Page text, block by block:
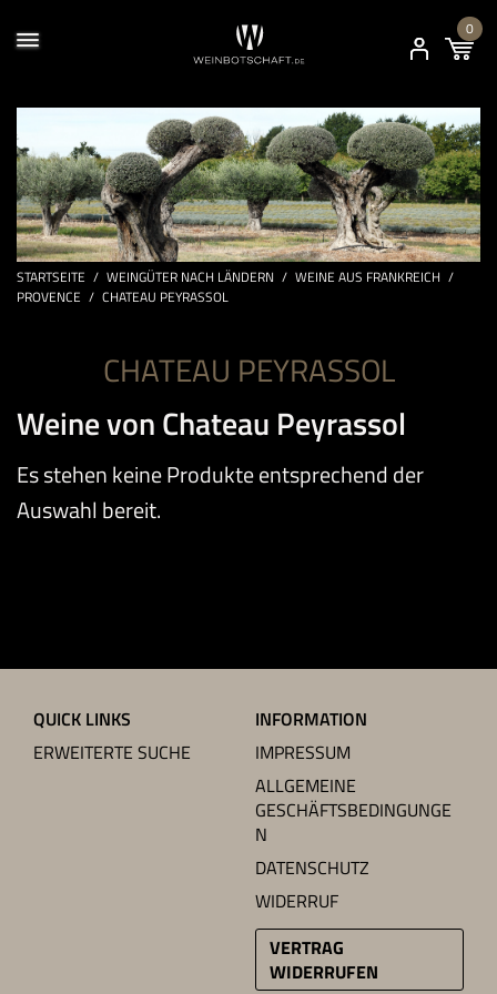
0
STARTSEITE / WEINGÜTER NACH LÄNDERN / WEINE AUS FRANKREICH /
PROVENCE / CHATEAU PEYRASSOL
CHATEAU PEYRASSOL
Weine von Chateau Peyrassol
Es stehen keine Produkte entsprechend der
Auswahl bereit.
QUICK LINKS
ERWEITERTE SUCHE
INFORMATION
IMPRESSUM
ALLGEMEINE
GESCHÄFTSBEDINGUNGE
N
DATENSCHUTZ
WIDERRUF
VERTRAG
WIDERRUFEN